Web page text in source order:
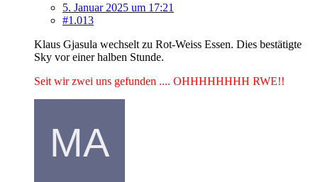
5. Januar 2025 um 17:21
#1.013
Klaus Gjasula wechselt zu Rot-Weiss Essen. Dies bestätigte
Sky vor einer halben Stunde.
Seit wir zwei uns gefunden .... OHHHHHHHH RWE!!